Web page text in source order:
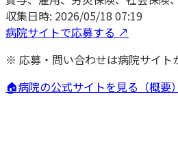
収集日時: 2026/05/18 07:19
病院サイトで応募する ↗
※ 応募・問い合わせは病院サイト
🏠病院の公式サイトを見る（概要